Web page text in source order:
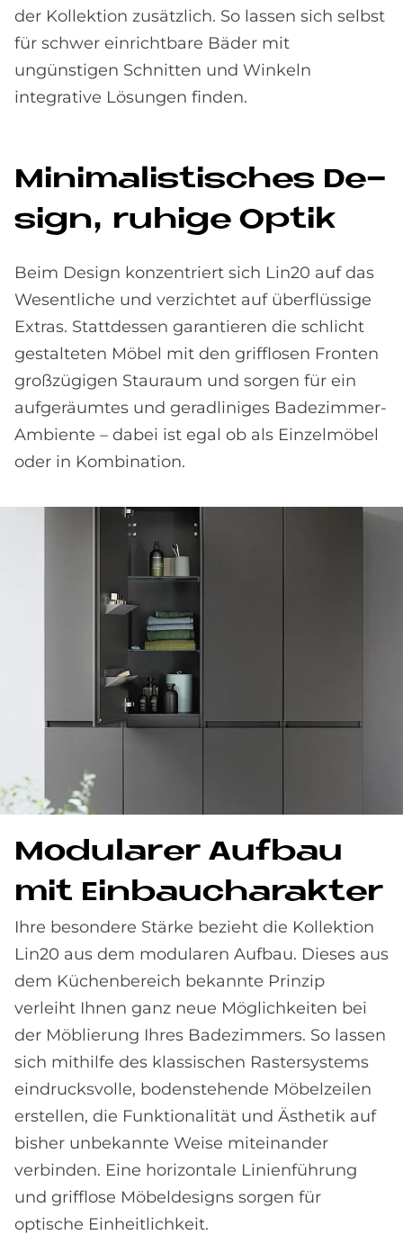
der Kollektion zusätzlich. So lassen sich selbst
für schwer einrichtbare Bäder mit
ungünstigen Schnitten und Winkeln
integrative Lösungen finden.
Mi­ni­ma­li­sti­sches De­
sign, ru­hi­ge Op­tik
Beim Design konzentriert sich Lin20 auf das
Wesentliche und verzichtet auf überflüssige
Extras. Stattdessen garantieren die schlicht
gestalteten Möbel mit den grifflosen Fronten
großzügigen Stauraum und sorgen für ein
aufgeräumtes und geradliniges Badezimmer-
Ambiente – dabei ist egal ob als Einzelmöbel
oder in Kombination.
Mo­du­la­rer Auf­bau
mit Ein­bau­cha­rak­ter
Ihre besondere Stärke bezieht die Kollektion
Lin20 aus dem modularen Aufbau. Dieses aus
dem Küchenbereich bekannte Prinzip
verleiht Ihnen ganz neue Möglichkeiten bei
der Möblierung Ihres Badezimmers. So lassen
sich mithilfe des klassischen Rastersystems
eindrucksvolle, bodenstehende Möbelzeilen
erstellen, die Funktionalität und Ästhetik auf
bisher unbekannte Weise miteinander
verbinden. Eine horizontale Linienführung
und grifflose Möbeldesigns sorgen für
optische Einheitlichkeit.